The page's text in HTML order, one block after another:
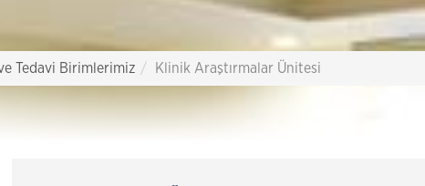
ve Tedavi Birimlerimiz Klinik Araştırmalar Ünitesi